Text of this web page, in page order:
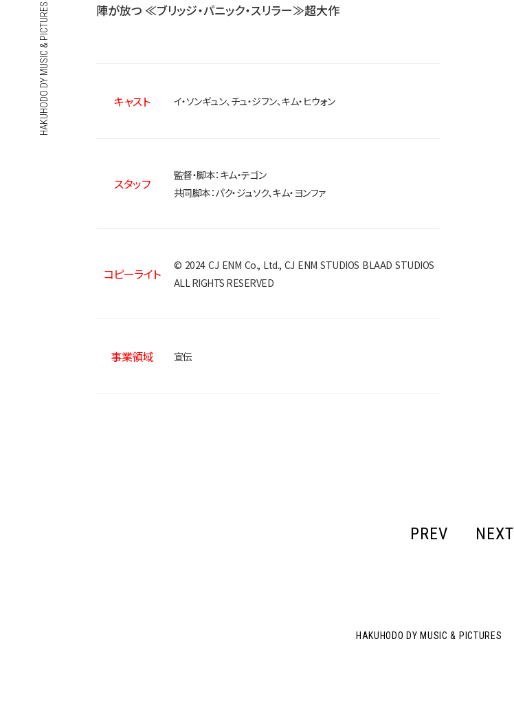
HAKUHODO DY MUSIC & PICTURES
陣が放つ ≪ブリッジ・パニック・スリラー≫超大作
キャスト イ・ソンギュン、チュ・ジフン、キム・ヒウォン
スタッフ
監督・脚本：キム・テゴン
共同脚本：パク・ジュソク、キム・ヨンファ
コピーライト
© 2024 CJ ENM Co., Ltd., CJ ENM STUDIOS BLAAD STUDIOS
ALL RIGHTS RESERVED
事業領域 宣伝
PREV NEXT
HAKUHODO DY MUSIC & PICTURES